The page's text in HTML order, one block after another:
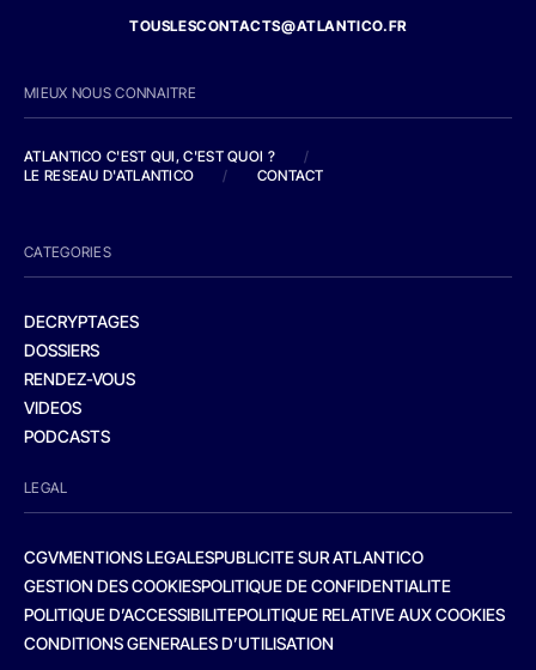
TOUSLESCONTACTS@ATLANTICO.FR
MIEUX NOUS CONNAITRE
ATLANTICO C'EST QUI, C'EST QUOI ?
/
LE RESEAU D'ATLANTICO
/ CONTACT
CATEGORIES
DECRYPTAGES
DOSSIERS
RENDEZ-VOUS
VIDEOS
PODCASTS
LEGAL
CGVMENTIONS LEGALESPUBLICITE SUR ATLANTICO
GESTION DES COOKIESPOLITIQUE DE CONFIDENTIALITE
POLITIQUE D’ACCESSIBILITEPOLITIQUE RELATIVE AUX COOKIES
CONDITIONS GENERALES D’UTILISATION